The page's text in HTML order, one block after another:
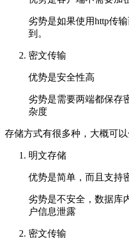
劣势是如果使用http传
到。
密文传输
优势是安全性高
劣势是需要两端都保存
杂度
存储方式有很多种，大概可以
明文存储
优势是简单，而且支持
劣势是不安全，数据库
户信息泄露
密文传输